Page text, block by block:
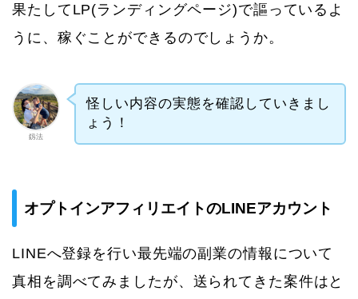
果たしてLP(ランディングページ)で謳っているよ
うに、稼ぐことができるのでしょうか。
釼法
怪しい内容の実態を確認していきまし
ょう！
オプトインアフィリエイトのLINEアカウント
LINEへ登録を行い最先端の副業の情報について
真相を調べてみましたが、送られてきた案件はと